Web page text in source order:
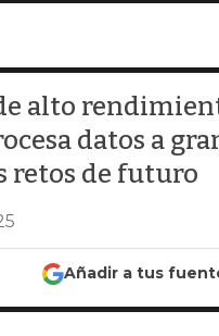
alto
datos a
retos de futuro
Añadir a tus